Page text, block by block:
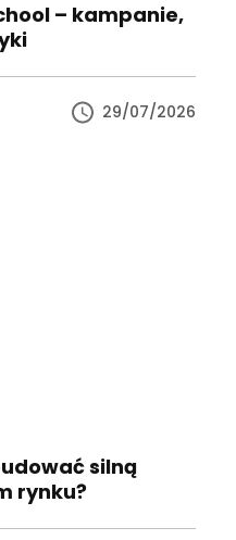
– kampanie,
29/07/2026
silną
rynku?